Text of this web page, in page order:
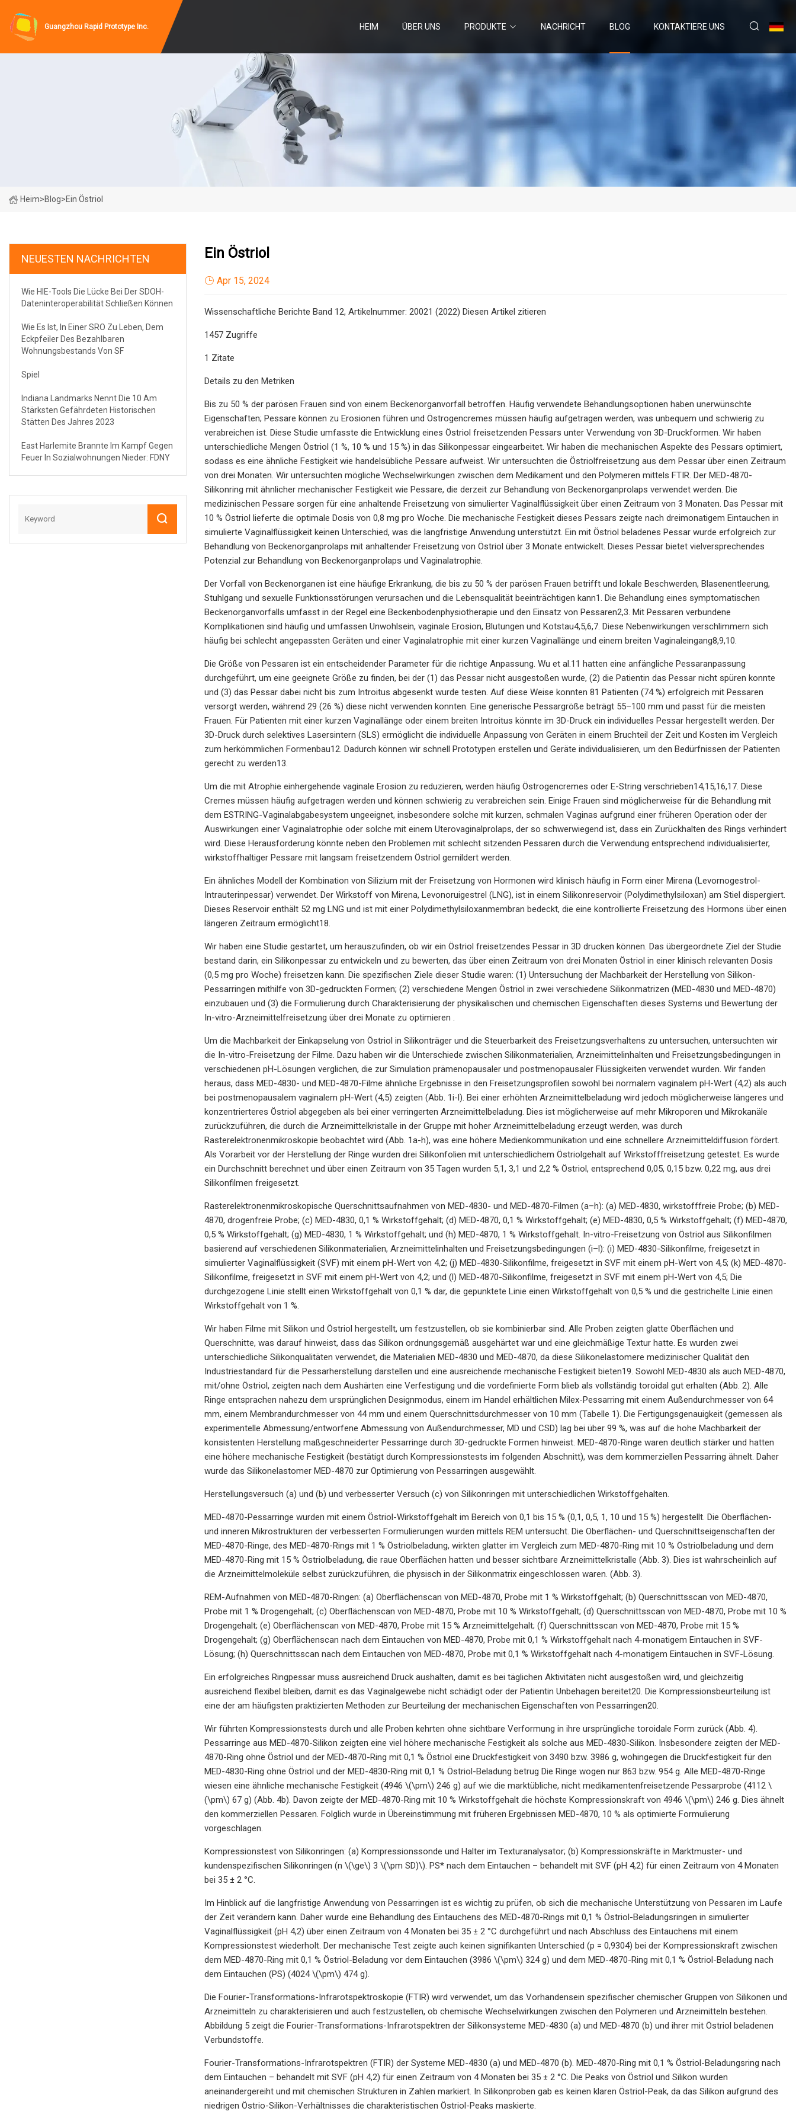
Guangzhou Rapid Prototype Inc. HEIM ÜBER UNS PRODUKTE NACHRICHT BLOG KONTAKTIERE UNS
Heim>Blog>Ein Östriol
NEUESTEN NACHRICHTEN
Wie HIE-Tools Die Lücke Bei Der SDOH-
Dateninteroperabilität Schließen Können
Wie Es Ist, In Einer SRO Zu Leben, Dem
Eckpfeiler Des Bezahlbaren
Wohnungsbestands Von SF
Spiel
Indiana Landmarks Nennt Die 10 Am
Stärksten Gefährdeten Historischen
Stätten Des Jahres 2023
East Harlemite Brannte Im Kampf Gegen
Feuer In Sozialwohnungen Nieder: FDNY
Ein Östriol
Apr 15, 2024
Wissenschaftliche Berichte Band 12, Artikelnummer: 20021 (2022) Diesen Artikel zitieren
1457 Zugriffe
1 Zitate
Details zu den Metriken
Bis zu 50 % der parösen Frauen sind von einem Beckenorganvorfall betroffen. Häufig verwendete Behandlungsoptionen haben unerwünschte
Eigenschaften; Pessare können zu Erosionen führen und Östrogencremes müssen häufig aufgetragen werden, was unbequem und schwierig zu
verabreichen ist. Diese Studie umfasste die Entwicklung eines Östriol freisetzenden Pessars unter Verwendung von 3D-Druckformen. Wir haben
unterschiedliche Mengen Östriol (1 %, 10 % und 15 %) in das Silikonpessar eingearbeitet. Wir haben die mechanischen Aspekte des Pessars optimiert,
sodass es eine ähnliche Festigkeit wie handelsübliche Pessare aufweist. Wir untersuchten die Östriolfreisetzung aus dem Pessar über einen Zeitraum
von drei Monaten. Wir untersuchten mögliche Wechselwirkungen zwischen dem Medikament und den Polymeren mittels FTIR. Der MED-4870-
Silikonring mit ähnlicher mechanischer Festigkeit wie Pessare, die derzeit zur Behandlung von Beckenorganprolaps verwendet werden. Die
medizinischen Pessare sorgen für eine anhaltende Freisetzung von simulierter Vaginalflüssigkeit über einen Zeitraum von 3 Monaten. Das Pessar mit
10 % Östriol lieferte die optimale Dosis von 0,8 mg pro Woche. Die mechanische Festigkeit dieses Pessars zeigte nach dreimonatigem Eintauchen in
simulierte Vaginalflüssigkeit keinen Unterschied, was die langfristige Anwendung unterstützt. Ein mit Östriol beladenes Pessar wurde erfolgreich zur
Behandlung von Beckenorganprolaps mit anhaltender Freisetzung von Östriol über 3 Monate entwickelt. Dieses Pessar bietet vielversprechendes
Potenzial zur Behandlung von Beckenorganprolaps und Vaginalatrophie.
Der Vorfall von Beckenorganen ist eine häufige Erkrankung, die bis zu 50 % der parösen Frauen betrifft und lokale Beschwerden, Blasenentleerung,
Stuhlgang und sexuelle Funktionsstörungen verursachen und die Lebensqualität beeinträchtigen kann1. Die Behandlung eines symptomatischen
Beckenorganvorfalls umfasst in der Regel eine Beckenbodenphysiotherapie und den Einsatz von Pessaren2,3. Mit Pessaren verbundene
Komplikationen sind häufig und umfassen Unwohlsein, vaginale Erosion, Blutungen und Kotstau4,5,6,7. Diese Nebenwirkungen verschlimmern sich
häufig bei schlecht angepassten Geräten und einer Vaginalatrophie mit einer kurzen Vaginallänge und einem breiten Vaginaleingang8,9,10.
Die Größe von Pessaren ist ein entscheidender Parameter für die richtige Anpassung. Wu et al.11 hatten eine anfängliche Pessaranpassung
durchgeführt, um eine geeignete Größe zu finden, bei der (1) das Pessar nicht ausgestoßen wurde, (2) die Patientin das Pessar nicht spüren konnte
und (3) das Pessar dabei nicht bis zum Introitus abgesenkt wurde testen. Auf diese Weise konnten 81 Patienten (74 %) erfolgreich mit Pessaren
versorgt werden, während 29 (26 %) diese nicht verwenden konnten. Eine generische Pessargröße beträgt 55–100 mm und passt für die meisten
Frauen. Für Patienten mit einer kurzen Vaginallänge oder einem breiten Introitus könnte im 3D-Druck ein individuelles Pessar hergestellt werden. Der
3D-Druck durch selektives Lasersintern (SLS) ermöglicht die individuelle Anpassung von Geräten in einem Bruchteil der Zeit und Kosten im Vergleich
zum herkömmlichen Formenbau12. Dadurch können wir schnell Prototypen erstellen und Geräte individualisieren, um den Bedürfnissen der Patienten
gerecht zu werden13.
Um die mit Atrophie einhergehende vaginale Erosion zu reduzieren, werden häufig Östrogencremes oder E-String verschrieben14,15,16,17. Diese
Cremes müssen häufig aufgetragen werden und können schwierig zu verabreichen sein. Einige Frauen sind möglicherweise für die Behandlung mit
dem ESTRING-Vaginalabgabesystem ungeeignet, insbesondere solche mit kurzen, schmalen Vaginas aufgrund einer früheren Operation oder der
Auswirkungen einer Vaginalatrophie oder solche mit einem Uterovaginalprolaps, der so schwerwiegend ist, dass ein Zurückhalten des Rings verhindert
wird. Diese Herausforderung könnte neben den Problemen mit schlecht sitzenden Pessaren durch die Verwendung entsprechend individualisierter,
wirkstoffhaltiger Pessare mit langsam freisetzendem Östriol gemildert werden.
Ein ähnliches Modell der Kombination von Silizium mit der Freisetzung von Hormonen wird klinisch häufig in Form einer Mirena (Levornogestrol-
Intrauterinpessar) verwendet. Der Wirkstoff von Mirena, Levonoruigestrel (LNG), ist in einem Silikonreservoir (Polydimethylsiloxan) am Stiel dispergiert.
Dieses Reservoir enthält 52 mg LNG und ist mit einer Polydimethylsiloxanmembran bedeckt, die eine kontrollierte Freisetzung des Hormons über einen
längeren Zeitraum ermöglicht18.
Wir haben eine Studie gestartet, um herauszufinden, ob wir ein Östriol freisetzendes Pessar in 3D drucken können. Das übergeordnete Ziel der Studie
bestand darin, ein Silikonpessar zu entwickeln und zu bewerten, das über einen Zeitraum von drei Monaten Östriol in einer klinisch relevanten Dosis
(0,5 mg pro Woche) freisetzen kann. Die spezifischen Ziele dieser Studie waren: (1) Untersuchung der Machbarkeit der Herstellung von Silikon-
Pessarringen mithilfe von 3D-gedruckten Formen; (2) verschiedene Mengen Östriol in zwei verschiedene Silikonmatrizen (MED-4830 und MED-4870)
einzubauen und (3) die Formulierung durch Charakterisierung der physikalischen und chemischen Eigenschaften dieses Systems und Bewertung der
In-vitro-Arzneimittelfreisetzung über drei Monate zu optimieren .
Um die Machbarkeit der Einkapselung von Östriol in Silikonträger und die Steuerbarkeit des Freisetzungsverhaltens zu untersuchen, untersuchten wir
die In-vitro-Freisetzung der Filme. Dazu haben wir die Unterschiede zwischen Silikonmaterialien, Arzneimittelinhalten und Freisetzungsbedingungen in
verschiedenen pH-Lösungen verglichen, die zur Simulation prämenopausaler und postmenopausaler Flüssigkeiten verwendet wurden. Wir fanden
heraus, dass MED-4830- und MED-4870-Filme ähnliche Ergebnisse in den Freisetzungsprofilen sowohl bei normalem vaginalem pH-Wert (4,2) als auch
bei postmenopausalem vaginalem pH-Wert (4,5) zeigten (Abb. 1i-l). Bei einer erhöhten Arzneimittelbeladung wird jedoch möglicherweise längeres und
konzentrierteres Östriol abgegeben als bei einer verringerten Arzneimittelbeladung. Dies ist möglicherweise auf mehr Mikroporen und Mikrokanäle
zurückzuführen, die durch die Arzneimittelkristalle in der Gruppe mit hoher Arzneimittelbeladung erzeugt werden, was durch
Rasterelektronenmikroskopie beobachtet wird (Abb. 1a-h), was eine höhere Medienkommunikation und eine schnellere Arzneimitteldiffusion fördert.
Als Vorarbeit vor der Herstellung der Ringe wurden drei Silikonfolien mit unterschiedlichem Östriolgehalt auf Wirkstofffreisetzung getestet. Es wurde
ein Durchschnitt berechnet und über einen Zeitraum von 35 Tagen wurden 5,1, 3,1 und 2,2 % Östriol, entsprechend 0,05, 0,15 bzw. 0,22 mg, aus drei
Silikonfilmen freigesetzt.
Rasterelektronenmikroskopische Querschnittsaufnahmen von MED-4830- und MED-4870-Filmen (a–h): (a) MED-4830, wirkstofffreie Probe; (b) MED-
4870, drogenfreie Probe; (c) MED-4830, 0,1 % Wirkstoffgehalt; (d) MED-4870, 0,1 % Wirkstoffgehalt; (e) MED-4830, 0,5 % Wirkstoffgehalt; (f) MED-4870,
0,5 % Wirkstoffgehalt; (g) MED-4830, 1 % Wirkstoffgehalt; und (h) MED-4870, 1 % Wirkstoffgehalt. In-vitro-Freisetzung von Östriol aus Silikonfilmen
basierend auf verschiedenen Silikonmaterialien, Arzneimittelinhalten und Freisetzungsbedingungen (i–l): (i) MED-4830-Silikonfilme, freigesetzt in
simulierter Vaginalflüssigkeit (SVF) mit einem pH-Wert von 4,2; (j) MED-4830-Silikonfilme, freigesetzt in SVF mit einem pH-Wert von 4,5; (k) MED-4870-
Silikonfilme, freigesetzt in SVF mit einem pH-Wert von 4,2; und (l) MED-4870-Silikonfilme, freigesetzt in SVF mit einem pH-Wert von 4,5; Die
durchgezogene Linie stellt einen Wirkstoffgehalt von 0,1 % dar, die gepunktete Linie einen Wirkstoffgehalt von 0,5 % und die gestrichelte Linie einen
Wirkstoffgehalt von 1 %.
Wir haben Filme mit Silikon und Östriol hergestellt, um festzustellen, ob sie kombinierbar sind. Alle Proben zeigten glatte Oberflächen und
Querschnitte, was darauf hinweist, dass das Silikon ordnungsgemäß ausgehärtet war und eine gleichmäßige Textur hatte. Es wurden zwei
unterschiedliche Silikonqualitäten verwendet, die Materialien MED-4830 und MED-4870, da diese Silikonelastomere medizinischer Qualität den
Industriestandard für die Pessarherstellung darstellen und eine ausreichende mechanische Festigkeit bieten19. Sowohl MED-4830 als auch MED-4870,
mit/ohne Östriol, zeigten nach dem Aushärten eine Verfestigung und die vordefinierte Form blieb als vollständig toroidal gut erhalten (Abb. 2). Alle
Ringe entsprachen nahezu dem ursprünglichen Designmodus, einem im Handel erhältlichen Milex-Pessarring mit einem Außendurchmesser von 64
mm, einem Membrandurchmesser von 44 mm und einem Querschnittsdurchmesser von 10 mm (Tabelle 1). Die Fertigungsgenauigkeit (gemessen als
experimentelle Abmessung/entworfene Abmessung von Außendurchmesser, MD und CSD) lag bei über 99 %, was auf die hohe Machbarkeit der
konsistenten Herstellung maßgeschneiderter Pessarringe durch 3D-gedruckte Formen hinweist. MED-4870-Ringe waren deutlich stärker und hatten
eine höhere mechanische Festigkeit (bestätigt durch Kompressionstests im folgenden Abschnitt), was dem kommerziellen Pessarring ähnelt. Daher
wurde das Silikonelastomer MED-4870 zur Optimierung von Pessarringen ausgewählt.
Herstellungsversuch (a) und (b) und verbesserter Versuch (c) von Silikonringen mit unterschiedlichen Wirkstoffgehalten.
MED-4870-Pessarringe wurden mit einem Östriol-Wirkstoffgehalt im Bereich von 0,1 bis 15 % (0,1, 0,5, 1, 10 und 15 %) hergestellt. Die Oberflächen-
und inneren Mikrostrukturen der verbesserten Formulierungen wurden mittels REM untersucht. Die Oberflächen- und Querschnittseigenschaften der
MED-4870-Ringe, des MED-4870-Rings mit 1 % Östriolbeladung, wirkten glatter im Vergleich zum MED-4870-Ring mit 10 % Östriolbeladung und dem
MED-4870-Ring mit 15 % Östriolbeladung, die raue Oberflächen hatten und besser sichtbare Arzneimittelkristalle (Abb. 3). Dies ist wahrscheinlich auf
die Arzneimittelmoleküle selbst zurückzuführen, die physisch in der Silikonmatrix eingeschlossen waren. (Abb. 3).
REM-Aufnahmen von MED-4870-Ringen: (a) Oberflächenscan von MED-4870, Probe mit 1 % Wirkstoffgehalt; (b) Querschnittsscan von MED-4870,
Probe mit 1 % Drogengehalt; (c) Oberflächenscan von MED-4870, Probe mit 10 % Wirkstoffgehalt; (d) Querschnittsscan von MED-4870, Probe mit 10 %
Drogengehalt; (e) Oberflächenscan von MED-4870, Probe mit 15 % Arzneimittelgehalt; (f) Querschnittsscan von MED-4870, Probe mit 15 %
Drogengehalt; (g) Oberflächenscan nach dem Eintauchen von MED-4870, Probe mit 0,1 % Wirkstoffgehalt nach 4-monatigem Eintauchen in SVF-
Lösung; (h) Querschnittsscan nach dem Eintauchen von MED-4870, Probe mit 0,1 % Wirkstoffgehalt nach 4-monatigem Eintauchen in SVF-Lösung.
Ein erfolgreiches Ringpessar muss ausreichend Druck aushalten, damit es bei täglichen Aktivitäten nicht ausgestoßen wird, und gleichzeitig
ausreichend flexibel bleiben, damit es das Vaginalgewebe nicht schädigt oder der Patientin Unbehagen bereitet20. Die Kompressionsbeurteilung ist
eine der am häufigsten praktizierten Methoden zur Beurteilung der mechanischen Eigenschaften von Pessarringen20.
Wir führten Kompressionstests durch und alle Proben kehrten ohne sichtbare Verformung in ihre ursprüngliche toroidale Form zurück (Abb. 4).
Pessarringe aus MED-4870-Silikon zeigten eine viel höhere mechanische Festigkeit als solche aus MED-4830-Silikon. Insbesondere zeigten der MED-
4870-Ring ohne Östriol und der MED-4870-Ring mit 0,1 % Östriol eine Druckfestigkeit von 3490 bzw. 3986 g, wohingegen die Druckfestigkeit für den
MED-4830-Ring ohne Östriol und der MED-4830-Ring mit 0,1 % Östriol-Beladung betrug Die Ringe wogen nur 863 bzw. 954 g. Alle MED-4870-Ringe
wiesen eine ähnliche mechanische Festigkeit (4946 \(\pm\) 246 g) auf wie die marktübliche, nicht medikamentenfreisetzende Pessarprobe (4112 \
(\pm\) 67 g) (Abb. 4b). Davon zeigte der MED-4870-Ring mit 10 % Wirkstoffgehalt die höchste Kompressionskraft von 4946 \(\pm\) 246 g. Dies ähnelt
den kommerziellen Pessaren. Folglich wurde in Übereinstimmung mit früheren Ergebnissen MED-4870, 10 % als optimierte Formulierung
vorgeschlagen.
Kompressionstest von Silikonringen: (a) Kompressionssonde und Halter im Texturanalysator; (b) Kompressionskräfte in Marktmuster- und
kundenspezifischen Silikonringen (n \(\ge\) 3 \(\pm SD)\). PS* nach dem Eintauchen – behandelt mit SVF (pH 4,2) für einen Zeitraum von 4 Monaten
bei 35 ± 2 °C.
Im Hinblick auf die langfristige Anwendung von Pessarringen ist es wichtig zu prüfen, ob sich die mechanische Unterstützung von Pessaren im Laufe
der Zeit verändern kann. Daher wurde eine Behandlung des Eintauchens des MED-4870-Rings mit 0,1 % Östriol-Beladungsringen in simulierter
Vaginalflüssigkeit (pH 4,2) über einen Zeitraum von 4 Monaten bei 35 ± 2 °C durchgeführt und nach Abschluss des Eintauchens mit einem
Kompressionstest wiederholt. Der mechanische Test zeigte auch keinen signifikanten Unterschied (p = 0,9304) bei der Kompressionskraft zwischen
dem MED-4870-Ring mit 0,1 % Östriol-Beladung vor dem Eintauchen (3986 \(\pm\) 324 g) und dem MED-4870-Ring mit 0,1 % Östriol-Beladung nach
dem Eintauchen (PS) (4024 \(\pm\) 474 g).
Die Fourier-Transformations-Infrarotspektroskopie (FTIR) wird verwendet, um das Vorhandensein spezifischer chemischer Gruppen von Silikonen und
Arzneimitteln zu charakterisieren und auch festzustellen, ob chemische Wechselwirkungen zwischen den Polymeren und Arzneimitteln bestehen.
Abbildung 5 zeigt die Fourier-Transformations-Infrarotspektren der Silikonsysteme MED-4830 (a) und MED-4870 (b) und ihrer mit Östriol beladenen
Verbundstoffe.
Fourier-Transformations-Infrarotspektren (FTIR) der Systeme MED-4830 (a) und MED-4870 (b). MED-4870-Ring mit 0,1 % Östriol-Beladungsring nach
dem Eintauchen – behandelt mit SVF (pH 4,2) für einen Zeitraum von 4 Monaten bei 35 ± 2 °C. Die Peaks von Östriol und Silikon wurden
aneinandergereiht und mit chemischen Strukturen in Zahlen markiert. In Silikonproben gab es keinen klaren Östriol-Peak, da das Silikon aufgrund des
niedrigen Östrio-Silikon-Verhältnisses die charakteristischen Östriol-Peaks maskierte.